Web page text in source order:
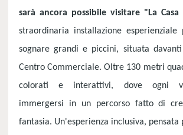
sarà ancora possibile visitare "La
straordinaria installazione
sognare grandi e piccini, situata
Centro Commerciale. Oltre 130 metri
colorati e interattivi, dove ogni
immergersi in un percorso fatto di
fantasia. Un'esperienza inclusiva,